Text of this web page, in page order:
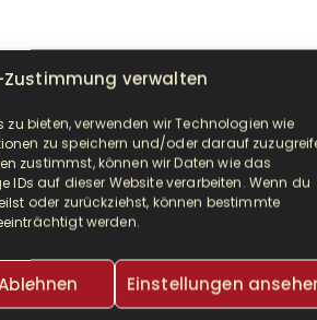
Zustimmung verwalten
zu bieten, verwenden wir Technologien wie
zu speichern und/oder darauf
zustimmst, können wir Daten wie das
IDs auf dieser Website verarbeiten. Wenn du
oder zurückziehst, können bestimmte
werden.
Ablehnen Einstellungen